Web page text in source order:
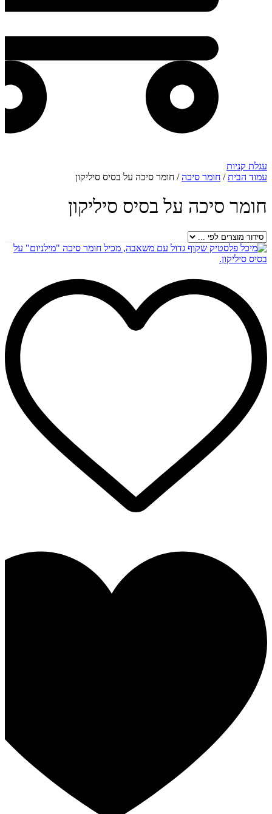
עגלת קניות
עמוד הבית/ חומר סיכה/ חומר סיכה על בסיס סיליקון
חומר סיכה על בסיס סיליקון